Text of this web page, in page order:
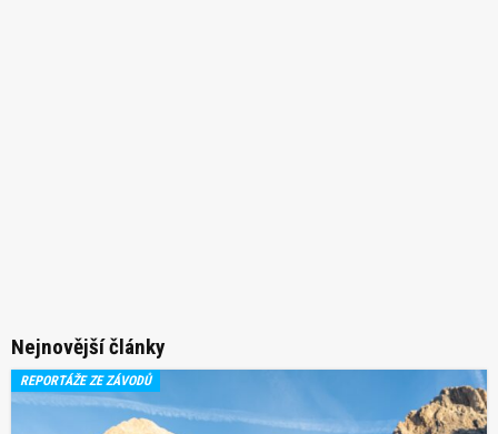
Nejnovější články
REPORTÁŽE ZE ZÁVODŮ